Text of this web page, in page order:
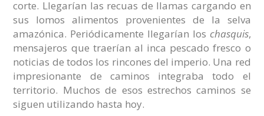
corte. Llegarían las recuas de llamas cargando en
sus lomos alimentos provenientes de la selva
amazónica. Periódicamente llegarían los chasquis,
mensajeros que traerían al inca pescado fresco o
noticias de todos los rincones del imperio. Una red
impresionante de caminos integraba todo el
territorio. Muchos de esos estrechos caminos se
siguen utilizando hasta hoy.